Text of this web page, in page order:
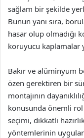
sağlam bir şekilde
Bunun yanı sıra,
hasar olup olmadığı
koruyucu kaplamalar
Bakır ve alüminyum
özen gerektiren bir
montajının
konusunda önemli
seçimi, dikkatli
yöntemlerinin